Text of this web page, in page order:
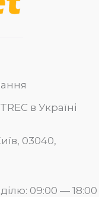
в Україні
03040,
09:00 — 18:00